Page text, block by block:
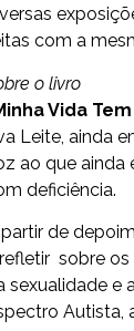
com a
o livro
Vida
Leite, ainda
ao que ainda
deficiência.
de
sobre
sexualidade e
Autista,